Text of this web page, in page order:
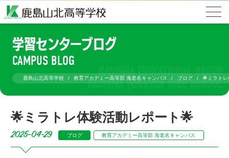
学習センターブログ
CAMPUS BLOG
鹿島山北高等学校 教育アカデミー高等部 海老名キャンパス ブログ 🌟ミラト
🌟ミラトレ体験活動レポート🌟
2025-04-29 ブログ 教育アカデミー高等部 海老名キャンパス